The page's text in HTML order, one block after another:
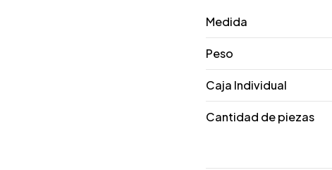
Medida
Peso
Caja Individual
Cantidad de piezas